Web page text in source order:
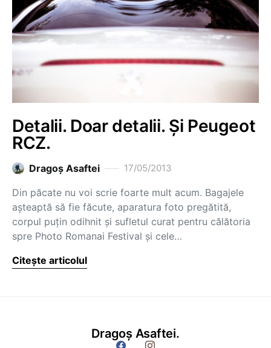
Detalii. Doar detalii. Și Peugeot
RCZ.
Dragoş Asaftei 17/05/2013
Din păcate nu voi scrie foarte mult acum. Bagajele
așteaptă să fie făcute, aparatura foto pregătită,
corpul puțin odihnit și sufletul curat pentru călătoria
spre Photo Romanai Festival și cele…
Citește articolul
Dragoș Asaftei.